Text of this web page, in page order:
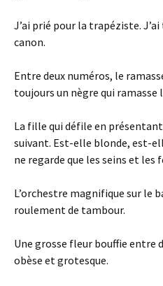
J’ai prié pour la trapéziste.
canon.
Entre deux numéros, le
toujours un nègre qui ramasse
La fille qui défile en
suivant. Est-elle blonde, est-
ne regarde que les seins et les
L’orchestre magnifique sur le
roulement de tambour.
Une grosse fleur bouffie entre
obèse et grotesque.